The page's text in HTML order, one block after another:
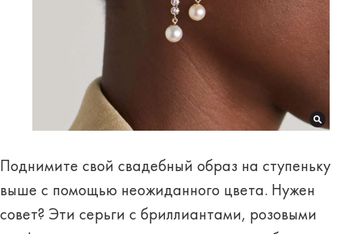
Поднимите свой свадебный образ на ступеньку
выше с помощью неожиданного цвета. Нужен
совет? Эти серьги с бриллиантами, розовыми